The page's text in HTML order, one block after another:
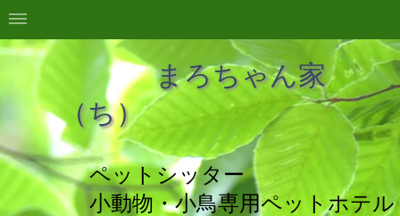
まろちゃん家
（ち
ペットシッター
小動物・小鳥専用ペットホテル